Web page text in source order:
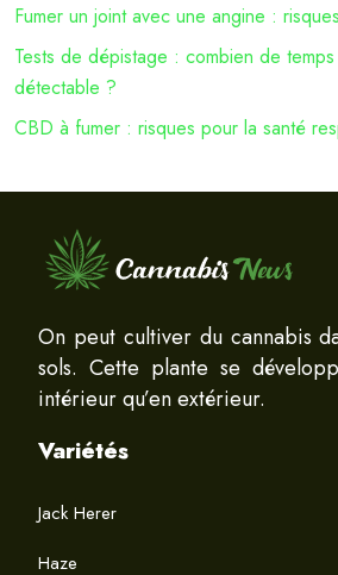
Fumer un joint avec une angine :
Tests de dépistage : combien de
détectable ?
CBD à fumer : risques pour la santé
On peut cultiver du cannabis
sols. Cette plante se
intérieur qu’en extérieur.
Variétés
Jack Herer
Haze